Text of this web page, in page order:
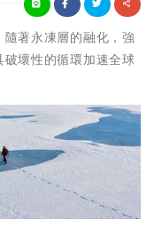
著永凍層的融化，強
壞性的循環加速全球